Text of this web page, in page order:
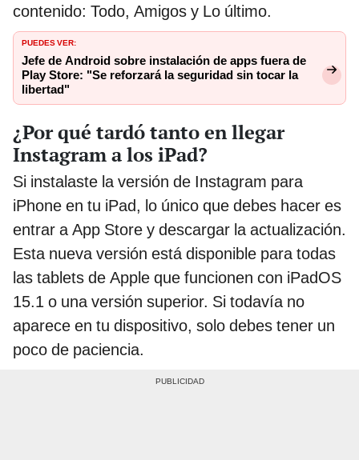
contenido: Todo, Amigos y Lo último.
PUEDES VER:
Jefe de Android sobre instalación de apps fuera de
Play Store: "Se reforzará la seguridad sin tocar la
libertad"
¿Por qué tardó tanto en llegar
Instagram a los iPad?
Si instalaste la versión de Instagram para
iPhone en tu iPad, lo único que debes hacer es
entrar a App Store y descargar la actualización.
Esta nueva versión está disponible para todas
las tablets de Apple que funcionen con iPadOS
15.1 o una versión superior. Si todavía no
aparece en tu dispositivo, solo debes tener un
poco de paciencia.